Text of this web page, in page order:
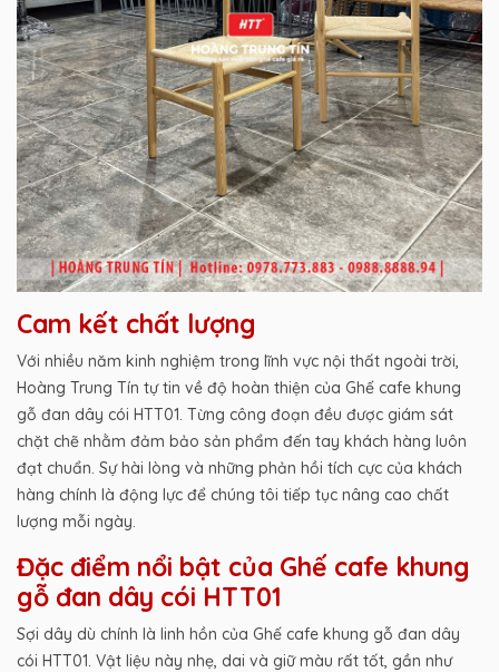
Cam kết chất lượng
Với nhiều năm kinh nghiệm trong lĩnh vực nội thất ngoài trời,
Hoàng Trung Tín tự tin về độ hoàn thiện của Ghế cafe khung
gỗ đan dây cói HTT01. Từng công đoạn đều được giám sát
chặt chẽ nhằm đảm bảo sản phẩm đến tay khách hàng luôn
đạt chuẩn. Sự hài lòng và những phản hồi tích cực của khách
hàng chính là động lực để chúng tôi tiếp tục nâng cao chất
lượng mỗi ngày.
Đặc điểm nổi bật của Ghế cafe khung
gỗ đan dây cói HTT01
Sợi dây dù chính là linh hồn của Ghế cafe khung gỗ đan dây
cói HTT01. Vật liệu này nhẹ, dai và giữ màu rất tốt, gần như